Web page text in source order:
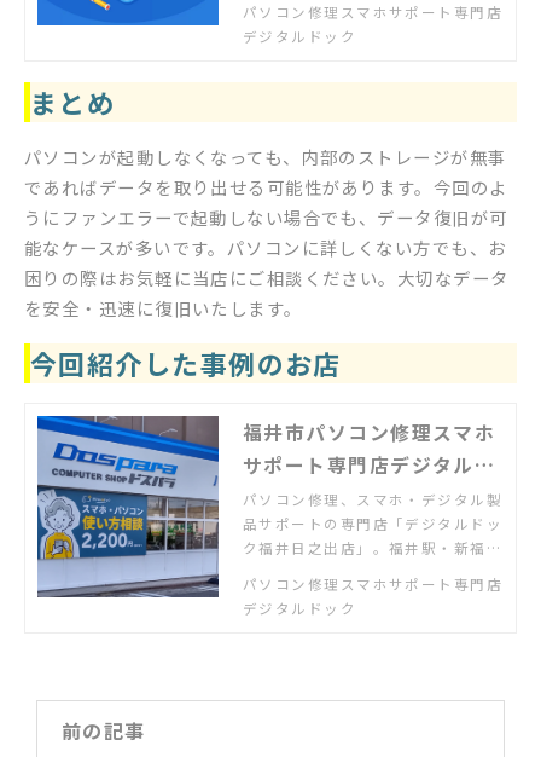
作業前にはお客様にお見積もりを必
ず提示し、了承いただいたうえで作
パソコン修理スマホサポート専門店
デジタルドック
まとめ
パソコンが起動しなくなっても、内部のストレージが無事
であればデータを取り出せる可能性があります。今回のよ
うにファンエラーで起動しない場合でも、データ復旧が可
能なケースが多いです。パソコンに詳しくない方でも、お
困りの際はお気軽に当店にご相談ください。大切なデータ
を安全・迅速に復旧いたします。
今回紹介した事例のお店
福井市パソコン修理スマホ
サポート専門店デジタルド
ック福井日之出店
パソコン修理、スマホ・デジタル製
品サポートの専門店「デジタルドッ
ク福井日之出店」。福井駅・新福井
ンが故障した」「スマホの使い方が
わからない」「新しいパソコンの設
パソコン修理スマホサポート専門店
デジタルドック
前の記事